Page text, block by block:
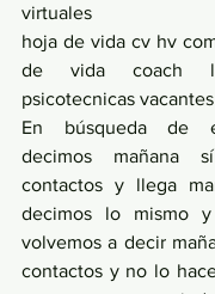
virtuales
hoja de vida cv hv
de vida coach
psicotecnicas vacantes
En búsqueda de
decimos mañana
contactos y llega
decimos lo mismo
volvemos a decir
contactos y no lo